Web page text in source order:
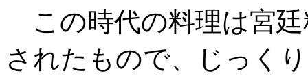
この時代の料理は宮
されたもので、じっく